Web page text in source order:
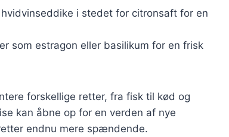
hvidvinseddike i stedet for citronsaft for en
som estragon eller basilikum for en frisk
forskellige retter, fra fisk til kød og
kan åbne op for en verden af nye
endnu mere spændende.